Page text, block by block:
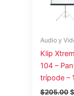
Audio y
Klip
104 –
trípode –
$205.00 $